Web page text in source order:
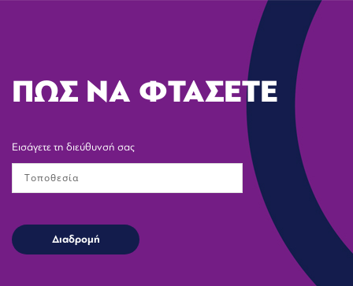
ΠΩΣ ΝΑ ΦΤΑΣΕΤΕ
Εισάγετε τη διεύθυνσή σας